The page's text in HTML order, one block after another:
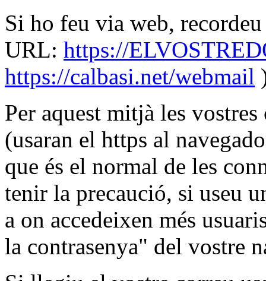
Si ho feu via web,
URL: https://
https://calbasi.net/webmail
Per aquest mitjà les
(usaran el https al
que és el normal de les
tenir la precaució, si useu
a on accedeixen més
la contrasenya" del vostre